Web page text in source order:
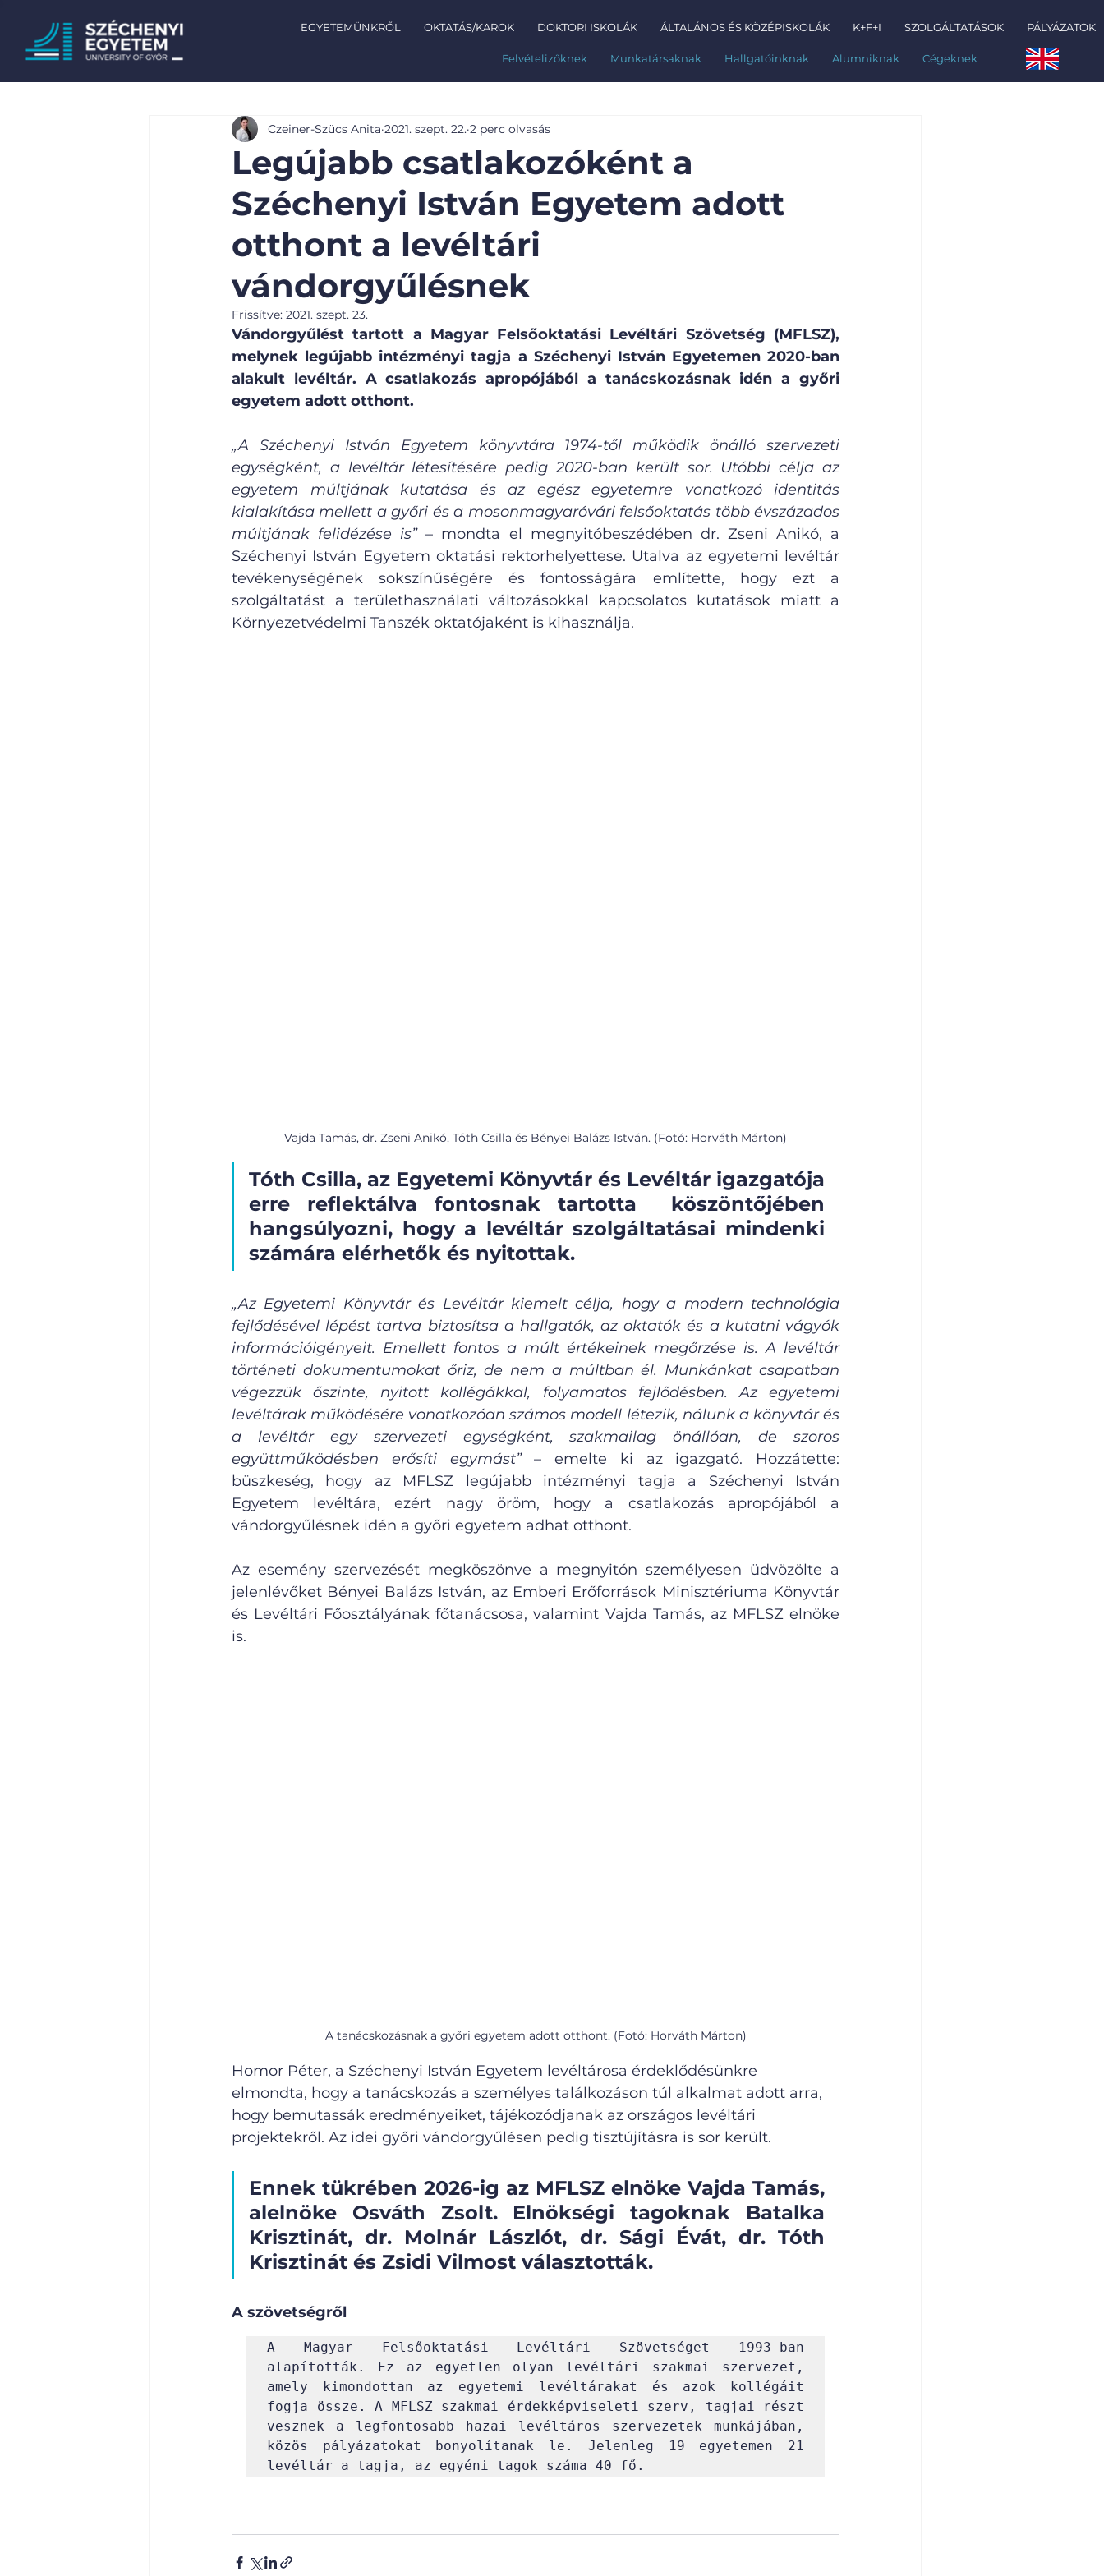
Felvételizőknek Munkatársaknak Hallgatóinknak Alumniknak Cégeknek
EGYETEMÜNKRŐL OKTATÁS/KAROK DOKTORI ISKOLÁK ÁLTALÁNOS ÉS KÖZÉPISKOLÁK K+F+I SZOLGÁLTATÁSOK PÁLYÁZATOK
Legújabb csatlakozóként a
Széchenyi István Egyetem adott
otthont a levéltári
vándorgyűlésnek
Czeiner-Szücs Anita 2021. szept. 22. 2 perc olvasás
Frissítve: 2021. szept. 23.
Vándorgyűlést tartott a Magyar Felsőoktatási Levéltári Szövetség (MFLSZ),
melynek legújabb intézményi tagja a Széchenyi István Egyetemen 2020-ban
alakult levéltár. A csatlakozás apropójából a tanácskozásnak idén a győri
egyetem adott otthont.
„A Széchenyi István Egyetem könyvtára 1974-től működik önálló szervezeti
egységként, a levéltár létesítésére pedig 2020-ban került sor. Utóbbi célja az
egyetem múltjának kutatása és az egész egyetemre vonatkozó identitás
kialakítása mellett a győri és a mosonmagyaróvári felsőoktatás több évszázados
múltjának felidézése is” – mondta el megnyitóbeszédében dr. Zseni Anikó, a
Széchenyi István Egyetem oktatási rektorhelyettese. Utalva az egyetemi levéltár
tevékenységének sokszínűségére és fontosságára említette, hogy ezt a
szolgáltatást a területhasználati változásokkal kapcsolatos kutatások miatt a
Környezetvédelmi Tanszék oktatójaként is kihasználja.
Vajda Tamás, dr. Zseni Anikó, Tóth Csilla és Bényei Balázs István. (Fotó: Horváth Márton)
Tóth Csilla, az Egyetemi Könyvtár és Levéltár igazgatója
erre reflektálva fontosnak tartotta  köszöntőjében
hangsúlyozni, hogy a levéltár szolgáltatásai mindenki
számára elérhetők és nyitottak.
„Az Egyetemi Könyvtár és Levéltár kiemelt célja, hogy a modern technológia
fejlődésével lépést tartva biztosítsa a hallgatók, az oktatók és a kutatni vágyók
információigényeit. Emellett fontos a múlt értékeinek megőrzése is. A levéltár
történeti dokumentumokat őriz, de nem a múltban él. Munkánkat csapatban
végezzük őszinte, nyitott kollégákkal, folyamatos fejlődésben. Az egyetemi
levéltárak működésére vonatkozóan számos modell létezik, nálunk a könyvtár és
a levéltár egy szervezeti egységként, szakmailag önállóan, de szoros
együttműködésben erősíti egymást” – emelte ki az igazgató. Hozzátette:
büszkeség, hogy az MFLSZ legújabb intézményi tagja a Széchenyi István
Egyetem levéltára, ezért nagy öröm, hogy a csatlakozás apropójából a
vándorgyűlésnek idén a győri egyetem adhat otthont.
Az esemény szervezését megköszönve a megnyitón személyesen üdvözölte a
jelenlévőket Bényei Balázs István, az Emberi Erőforrások Minisztériuma Könyvtár
és Levéltári Főosztályának főtanácsosa, valamint Vajda Tamás, az MFLSZ elnöke
is.
A tanácskozásnak a győri egyetem adott otthont. (Fotó: Horváth Márton)
Homor Péter, a Széchenyi István Egyetem levéltárosa érdeklődésünkre
elmondta, hogy a tanácskozás a személyes találkozáson túl alkalmat adott arra,
hogy bemutassák eredményeiket, tájékozódjanak az országos levéltári
projektekről. Az idei győri vándorgyűlésen pedig tisztújításra is sor került.
Ennek tükrében 2026-ig az MFLSZ elnöke Vajda Tamás,
alelnöke Osváth Zsolt. Elnökségi tagoknak Batalka
Krisztinát, dr. Molnár Lászlót, dr. Sági Évát, dr. Tóth
Krisztinát és Zsidi Vilmost választották.
A szövetségről
A Magyar Felsőoktatási Levéltári Szövetséget 1993-ban
alapították. Ez az egyetlen olyan levéltári szakmai szervezet,
amely kimondottan az egyetemi levéltárakat és azok kollégáit
fogja össze. A MFLSZ szakmai érdekképviseleti szerv, tagjai részt
vesznek a legfontosabb hazai levéltáros szervezetek munkájában,
közös pályázatokat bonyolítanak le. Jelenleg 19 egyetemen 21
levéltár a tagja, az egyéni tagok száma 40 fő.